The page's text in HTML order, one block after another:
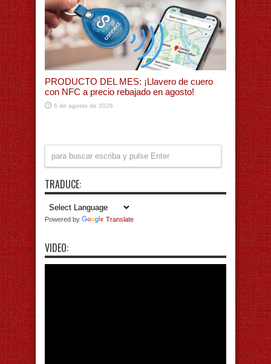
PRODUCTO DEL MES: ¡Llavero de cuero
con NFC a precio rebajado en agosto!
6 de agosto de 2026
TRADUCE:
Powered by Translate
VIDEO: